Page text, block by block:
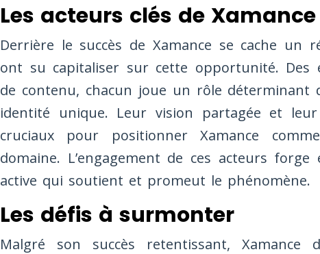
Les acteurs clés de Xamance
Derrière le succès de Xamance se cache un
ont su capitaliser sur cette opportunité. Des
de contenu, chacun joue un rôle déterminant
identité unique. Leur vision partagée et
cruciaux pour positionner Xamance
domaine. L’engagement de ces acteurs
active qui soutient et promeut le phénomène.
Les défis à surmonter
Malgré son succès retentissant,